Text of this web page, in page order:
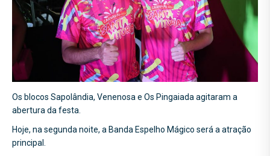
Os blocos Sapolândia, Venenosa e Os Pingaiada agitaram a
abertura da festa.
Hoje, na segunda noite, a Banda Espelho Mágico será a atração
principal.